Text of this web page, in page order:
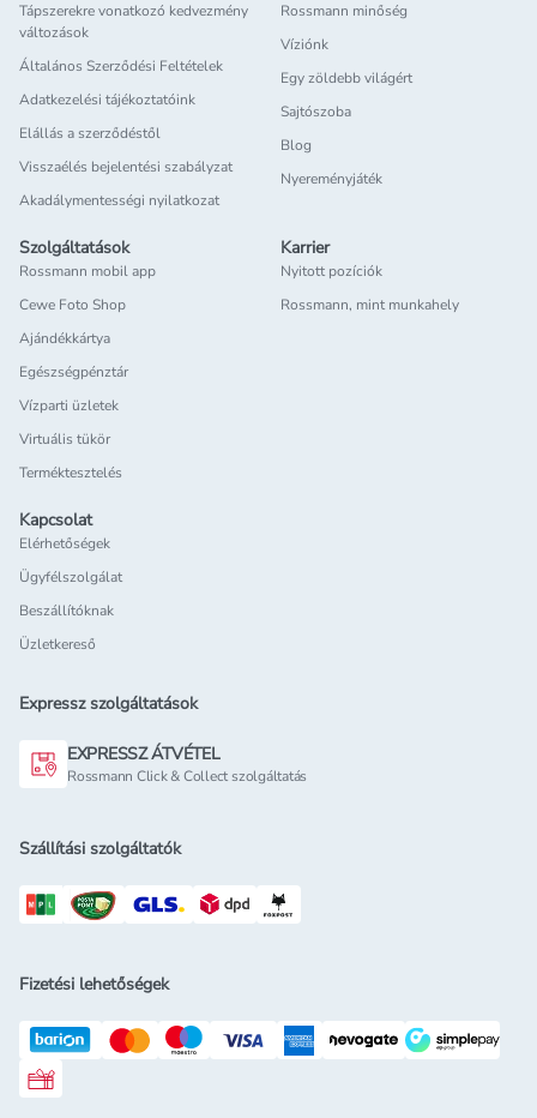
Tápszerekre vonatkozó kedvezmény
változások
Általános Szerződési Feltételek
Adatkezelési tájékoztatóink
Elállás a szerződéstől
Visszaélés bejelentési szabályzat
Akadálymentességi nyilatkozat
Rossmann minőség
Víziónk
Egy zöldebb világért
Sajtószoba
Blog
Nyereményjáték
Szolgáltatások
Rossmann mobil app
Cewe Foto Shop
Ajándékkártya
Egészségpénztár
Vízparti üzletek
Virtuális tükör
Terméktesztelés
Karrier
Nyitott pozíciók
Rossmann, mint munkahely
Kapcsolat
Elérhetőségek
Ügyfélszolgálat
Beszállítóknak
Üzletkereső
Expressz szolgáltatások
EXPRESSZ ÁTVÉTEL
Rossmann Click & Collect szolgáltatás
Szállítási szolgáltatók
Fizetési lehetőségek
Rossmann ajándékkártya